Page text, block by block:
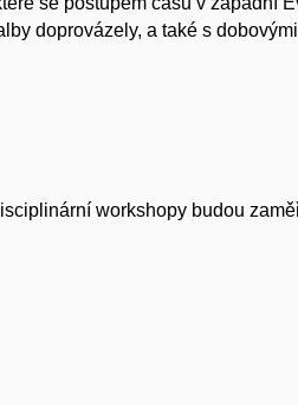
doprovázely, a také s
workshopy budou